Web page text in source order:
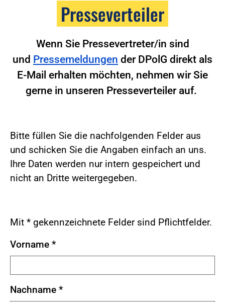
Presseverteiler
Wenn Sie Pressevertreter/in sind
und Pressemeldungen der DPolG direkt als
E-Mail erhalten möchten, nehmen wir Sie
gerne in unseren Presseverteiler auf.
Bitte füllen Sie die nachfolgenden Felder aus
und schicken Sie die Angaben einfach an uns.
Ihre Daten werden nur intern gespeichert und
nicht an Dritte weitergegeben.
Mit * gekennzeichnete Felder sind Pflichtfelder.
Vorname *
Nachname *